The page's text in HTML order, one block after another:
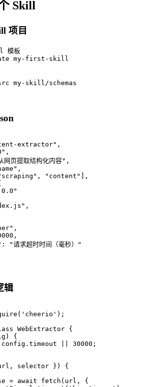
Skill
项目
模板
my-first-skill
my-skill/schemas
extractor",
页提取结构化内容",
"content"],
请求超时时间（毫秒）"
辑
WebExtractor {
{
|| 30000;
selector }) {
= await fetch(url, {